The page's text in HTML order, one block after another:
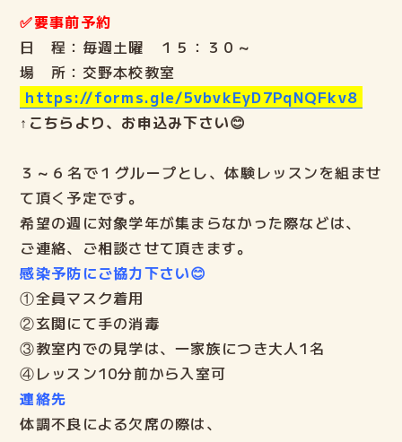
✅要事前予約
日 程：毎週土曜 １５：３０～
場 所：交野本校教室
https://forms.gle/5vbvkEyD7PqNQFkv8
↑こちらより、お申込み下さい😊
３～６名で１グループとし、体験レッスンを組ませ
て頂く予定です。
希望の週に対象学年が集まらなかった際などは、
ご連絡、ご相談させて頂きます。
感染予防にご協力下さい😊
①全員マスク着用
②玄関にて手の消毒
③教室内での見学は、一家族につき大人1名
④レッスン10分前から入室可
連絡先
体調不良による欠席の際は、